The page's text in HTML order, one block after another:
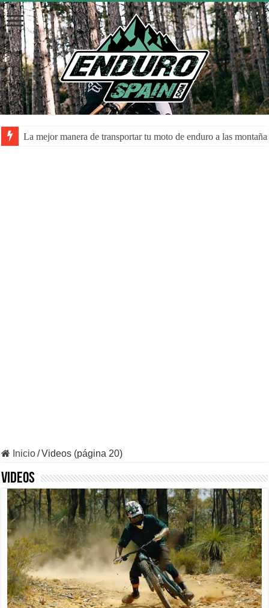
La mejor manera de transportar tu moto de enduro a las
La despolarización mental en el rendimiento de los atletas: una
Inicio/Videos (página 20)
Videos